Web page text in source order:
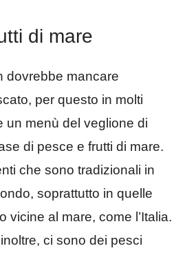
di mare
dovrebbe mancare
per questo in molti
un menù del veglione di
di pesce e frutti di mare.
che sono tradizionali in
soprattutto in quelle
vicine al mare, come l’Italia.
ci sono dei pesci